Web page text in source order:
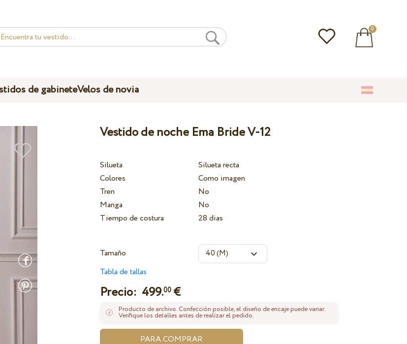
0
de gabineteVelos de novia
Vestido de noche Ema Bride V-12
Silueta
Silueta recta
Colores
Como imagen
Tren
No
Manga
No
Tiempo de costura
28 dias
Tamaño
Tabla de tallas
Precio: 499.00 €
Producto de archivo. Confección posible, el diseño de encaje puede variar.
Verifique los detalles antes de realizar el pedido.